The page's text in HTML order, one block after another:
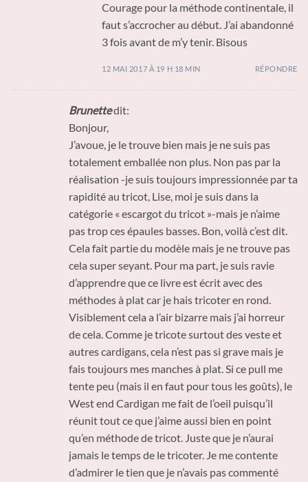
Courage pour la méthode continentale, il
faut s’accrocher au début. J’ai abandonné
3 fois avant de m’y tenir. Bisous
12 MAI 2017 À 19 H 18 MIN RÉPONDRE
Brunettedit:
Bonjour,
J’avoue, je le trouve bien mais je ne suis pas
totalement emballée non plus. Non pas par la
réalisation -je suis toujours impressionnée par ta
rapidité au tricot, Lise, moi je suis dans la
catégorie « escargot du tricot »-mais je n’aime
pas trop ces épaules basses. Bon, voilà c’est dit.
Cela fait partie du modèle mais je ne trouve pas
cela super seyant. Pour ma part, je suis ravie
d’apprendre que ce livre est écrit avec des
méthodes à plat car je hais tricoter en rond.
Visiblement cela a l’air bizarre mais j’ai horreur
de cela. Comme je tricote surtout des veste et
autres cardigans, cela n’est pas si grave mais je
fais toujours mes manches à plat. Si ce pull me
tente peu (mais il en faut pour tous les goûts), le
West end Cardigan me fait de l’oeil puisqu’il
réunit tout ce que j’aime aussi bien en point
qu’en méthode de tricot. Juste que je n’aurai
jamais le temps de le tricoter. Je me contente
d’admirer le tien que je n’avais pas commenté